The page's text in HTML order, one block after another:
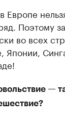
Европе
Поэтому
во всех
—